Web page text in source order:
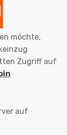
möchte,
Zugriff auf
auf